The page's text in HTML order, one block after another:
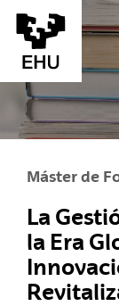
Saltar al
Máster de
La
la Era